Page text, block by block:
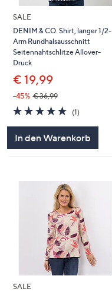
diese
anzuzeigen.
SALE
DENIM & CO. Shirt, langer 1/2-
Arm Rundhalsausschnitt
Seitennahtschlitze Allover-
Druck
€ 19,99
-45% € 36,99
5.0
von
(1)1
In den Warenkorb
SALE